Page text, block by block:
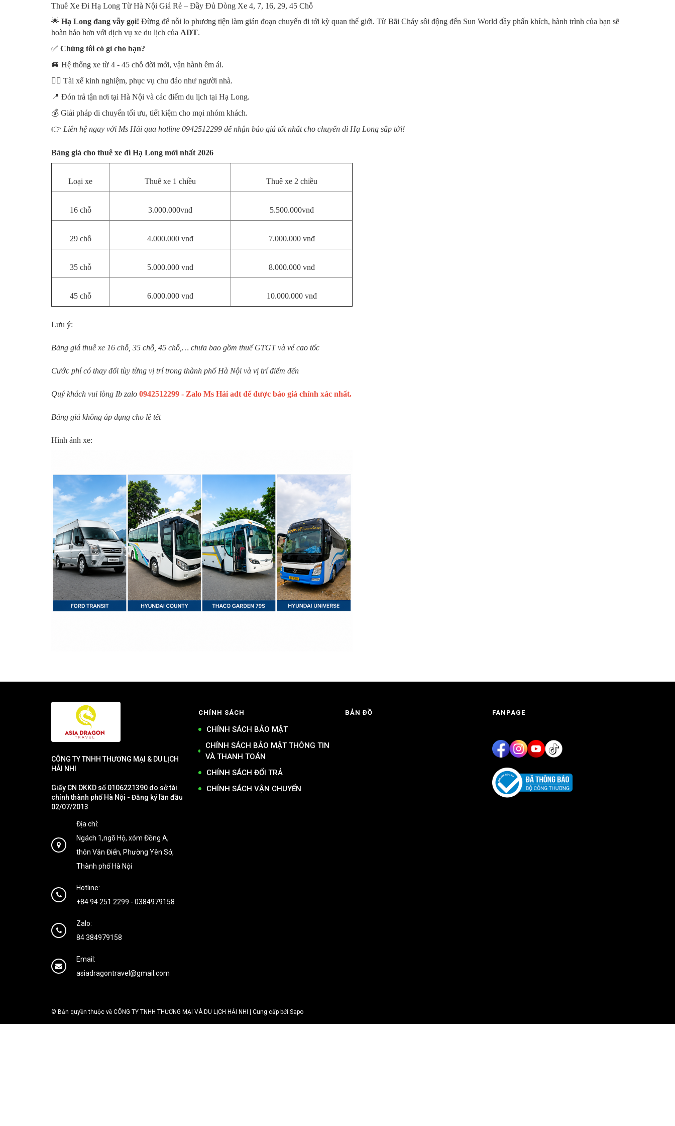
Thuê Xe Đi Hạ Long Từ Hà Nội Giá Rẻ – Đầy Đủ Dòng Xe 4, 7, 16, 29, 45 Chỗ
🌟 Hạ Long đang vẫy gọi! Đừng để nỗi lo phương tiện làm gián đoạn chuyến đi tới kỳ quan thế giới. Từ Bãi Cháy sôi động đến Sun World đầy phấn khích, hành trình của bạn sẽ
hoàn hảo hơn với dịch vụ xe du lịch của ADT.
✅ Chúng tôi có gì cho bạn?
🚐 Hệ thống xe từ 4 - 45 chỗ đời mới, vận hành êm ái.
👨‍✈️ Tài xế kinh nghiệm, phục vụ chu đáo như người nhà.
📍 Đón trả tận nơi tại Hà Nội và các điểm du lịch tại Hạ Long.
💰 Giải pháp di chuyển tối ưu, tiết kiệm cho mọi nhóm khách.
👉 Liên hệ ngay với Ms Hải qua hotline 0942512299 để nhận báo giá tốt nhất cho chuyến đi Hạ Long sắp tới!
Bảng giá cho thuê xe đi Hạ Long mới nhất 2026
Loại xe Thuê xe 1 chiều Thuê xe 2 chiều
16 chỗ 3.000.000vnđ 5.500.000vnđ
29 chỗ 4.000.000 vnđ 7.000.000 vnđ
35 chỗ 5.000.000 vnđ 8.000.000 vnđ
45 chỗ 6.000.000 vnđ 10.000.000 vnđ
Lưu ý:
Bảng giá thuê xe 16 chỗ, 35 chỗ, 45 chỗ,… chưa bao gồm thuế GTGT và vé cao tốc
Cước phí có thay đổi tùy từng vị trí trong thành phố Hà Nội và vị trí điểm đến
Quý khách vui lòng Ib zalo 0942512299 - Zalo Ms Hải adt để được báo giá chính xác nhất.
Bảng giá không áp dụng cho lễ tết
Hình ảnh xe:
CÔNG TY TNHH THƯƠNG MẠI & DU LỊCH
HẢI NHI
Giấy CN DKKD số 0106221390 do sở tài
chính thành phố Hà Nội - Đăng ký lần đầu
02/07/2013
Địa chỉ:
Ngách 1,ngõ Hộ, xóm Đồng A,
thôn Văn Điển, Phường Yên Sở,
Thành phố Hà Nội
Hotline:
+84 94 251 2299 - 0384979158
Zalo:
84 384979158
Email:
asiadragontravel@gmail.com
CHÍNH SÁCH
CHÍNH SÁCH BẢO MẬT
CHÍNH SÁCH BẢO MẬT THÔNG TIN
VÀ THANH TOÁN
CHÍNH SÁCH ĐỔI TRẢ
CHÍNH SÁCH VẬN CHUYỂN
BẢN ĐỒ FANPAGE
© Bản quyền thuộc về CÔNG TY TNHH THƯƠNG MẠI VÀ DU LỊCH HẢI NHI | Cung cấp bởi Sapo